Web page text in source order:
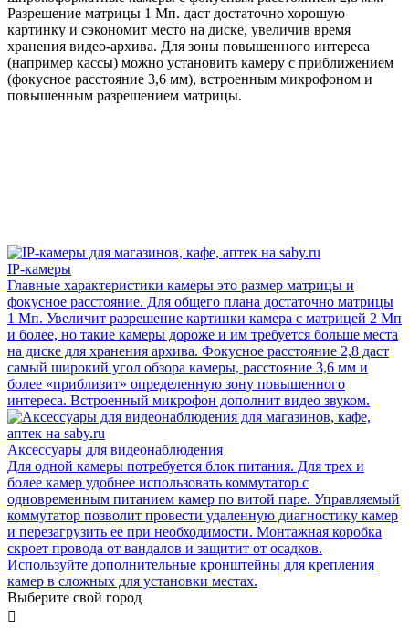
Разрешение матрицы 1 Мп. даст достаточно хорошую
картинку и сэкономит место на диске, увеличив время
хранения видео-архива. Для зоны повышенного интереса
(например кассы) можно установить камеру с приближением
(фокусное расстояние 3,6 мм), встроенным микрофоном и
повышенным разрешением матрицы.
IP-камеры
Главные характеристики камеры это размер матрицы и
фокусное расстояние. Для общего плана достаточно матрицы
1 Мп. Увеличит разрешение картинки камера с матрицей 2 Мп
и более, но такие камеры дороже и им требуется больше места
на диске для хранения архива. Фокусное расстояние 2,8 даст
самый широкий угол обзора камеры, расстояние 3,6 мм и
более «приблизит» определенную зону повышенного
интереса. Встроенный микрофон дополнит видео звуком.
Аксессуары для видеонаблюдения
Для одной камеры потребуется блок питания. Для трех и
более камер удобнее использовать коммутатор с
одновременным питанием камер по витой паре. Управляемый
коммутатор позволит провести удаленную диагностику камер
и перезагрузить ее при необходимости. Монтажная коробка
скроет провода от вандалов и защитит от осадков.
Используйте дополнительные кронштейны для крепления
камер в сложных для установки местах.
Выберите свой город
